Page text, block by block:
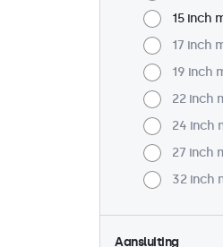
15 inch
17 inch
19 inch
22 inch
24 inch
27 inch
32 inch
Aansluiting